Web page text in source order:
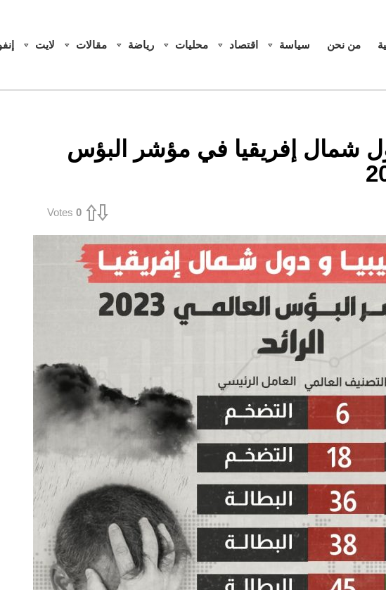
من نحن سياسة اقتصاد محليات رياضة مقالات لايت
شمال إفريقيا في مؤشر البؤس
0
Votes